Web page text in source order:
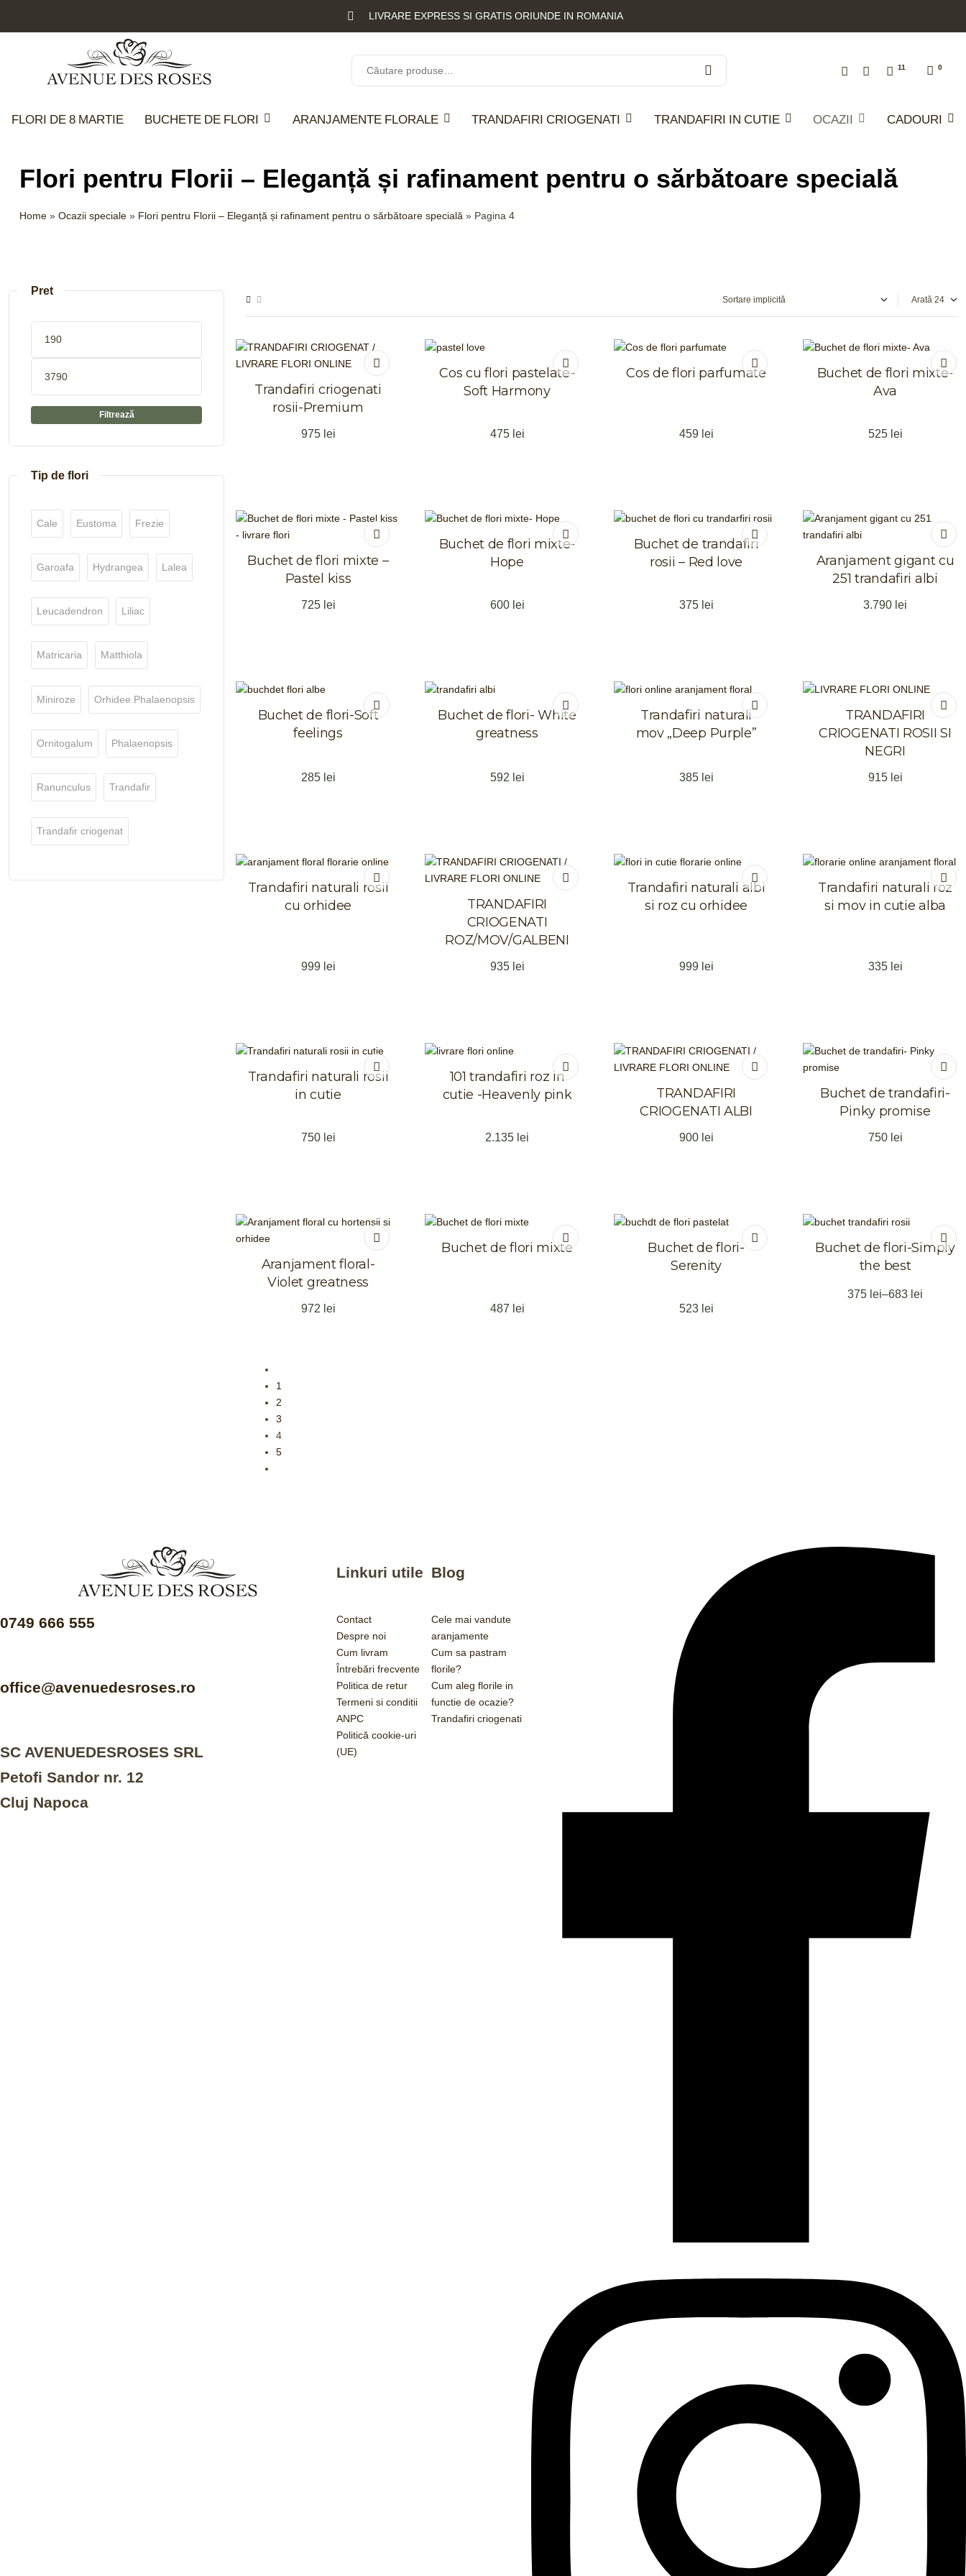
LIVRARE EXPRESS SI GRATIS ORIUNDE IN ROMANIA
11 0
FLORI DE 8 MARTIE BUCHETE DE FLORI ARANJAMENTE FLORALE TRANDAFIRI CRIOGENATI TRANDAFIRI IN CUTIE OCAZII CADOURI
Flori pentru Florii – Eleganță și rafinament pentru o sărbătoare specială
Home » Ocazii speciale » Flori pentru Florii – Eleganță și rafinament pentru o sărbătoare specială » Pagina 4
Arată
Trandafiri criogenati
rosii-Premium
975 lei
Cos cu flori pastelate-
Soft Harmony
475 lei
Cos de flori parfumate
459 lei
Buchet de flori mixte-
Ava
525 lei
Buchet de flori mixte –
Pastel kiss
725 lei
Buchet de flori mixte-
Hope
600 lei
Buchet de trandafiri
rosii – Red love
375 lei
Aranjament gigant cu
251 trandafiri albi
3.790 lei
Buchet de flori-Soft
feelings
285 lei
Buchet de flori- White
greatness
592 lei
Trandafiri naturali
mov „Deep Purple”
385 lei
TRANDAFIRI
CRIOGENATI ROSII SI
NEGRI
915 lei
Trandafiri naturali rosii
cu orhidee
999 lei
TRANDAFIRI
CRIOGENATI
ROZ/MOV/GALBENI
935 lei
Trandafiri naturali albi
si roz cu orhidee
999 lei
Trandafiri naturali roz
si mov in cutie alba
335 lei
Trandafiri naturali rosii
in cutie
750 lei
101 trandafiri roz in
cutie -Heavenly pink
2.135 lei
TRANDAFIRI
CRIOGENATI ALBI
900 lei
Buchet de trandafiri-
Pinky promise
750 lei
Aranjament floral-
Violet greatness
972 lei
Buchet de flori mixte
487 lei
Buchet de flori-
Serenity
523 lei
Buchet de flori-Simply
the best
375 lei–683 lei
1
2
3
4
5
Pret
Filtrează
Tip de flori
Cale Eustoma Frezie
Garoafa Hydrangea Lalea
Leucadendron Liliac
Matricaria Matthiola
Miniroze Orhidee Phalaenopsis
Ornitogalum Phalaenopsis
Ranunculus Trandafir
Trandafir criogenat
0749 666 555
office@avenuedesroses.ro
SC AVENUEDESROSES SRL
Petofi Sandor nr. 12
Cluj Napoca
Linkuri utile
Contact
Despre noi
Cum livram
Întrebări frecvente
Politica de retur
Termeni si conditii
ANPC
Politică cookie-uri
(UE)
Blog
Cele mai vandute
aranjamente
Cum sa pastram
florile?
Cum aleg florile in
functie de ocazie?
Trandafiri criogenati